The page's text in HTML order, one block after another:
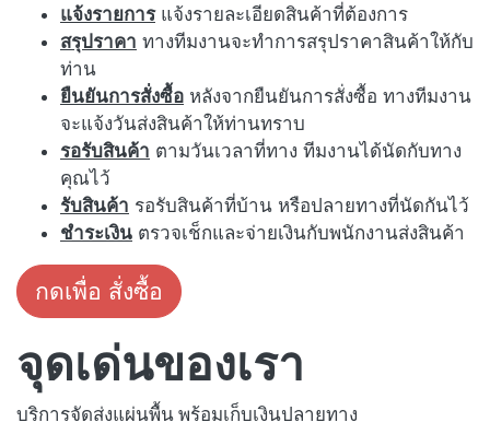
แจ้งรายการแจ้งรายละเอียดสินค้าที่ต้องการ
สรุปราคา ทางทีมงานจะทำการสรุปราคาสินค้าให้กับ
ท่าน
ยืนยันการสั่งซื้อ หลังจากยืนยันการสั่งซื้อ ทางทีมงาน
จะแจ้งวันส่งสินค้าให้ท่านทราบ
รอรับสินค้า ตามวันเวลาที่ทาง ทีมงานได้นัดกับทาง
คุณไว้
รับสินค้า รอรับสินค้าที่บ้าน หรือปลายทางที่นัดกันไว้
ชำระเงิน ตรวจเช็กและจ่ายเงินกับพนักงานส่งสินค้า
กดเพื่อ สั่งซื้อ
จุดเด่นของเรา
บริการจัดส่งแผ่นพื้น พร้อมเก็บเงินปลายทาง